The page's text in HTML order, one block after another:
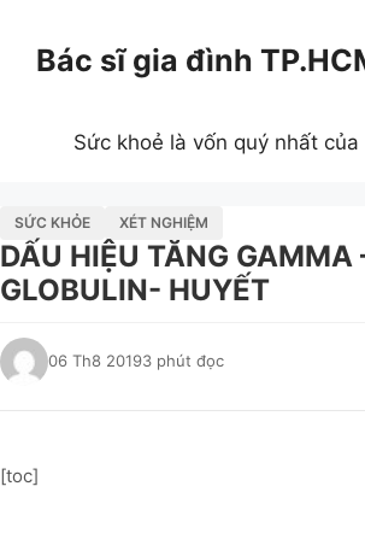
Bác sĩ gia đình
Sức khoẻ là vốn quý nhất
SỨC KHỎE XÉT NGHIỆM
DẤU HIỆU TĂNG GAMMA
GLOBULIN- HUYẾT
06 Th8 20193 phút đọc
[toc]